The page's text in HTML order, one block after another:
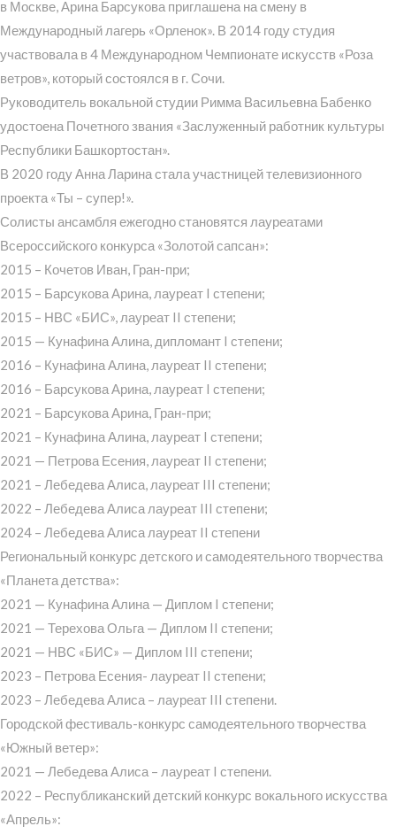
в Москве, Арина Барсукова приглашена на смену в
Международный лагерь «Орленок». В 2014 году студия
участвовала в 4 Международном Чемпионате искусств «Роза
ветров», который состоялся в г. Сочи.
Руководитель вокальной студии Римма Васильевна Бабенко
удостоена Почетного звания «Заслуженный работник культуры
Республики Башкортостан».
В 2020 году Анна Ларина стала участницей телевизионного
проекта «Ты – супер!».
Солисты ансамбля ежегодно становятся лауреатами
Всероссийского конкурса «Золотой сапсан»:
2015 – Кочетов Иван, Гран-при;
2015 – Барсукова Арина, лауреат I степени;
2015 – НВС «БИС», лауреат II степени;
2015 — Кунафина Алина, дипломант I степени;
2016 – Кунафина Алина, лауреат II степени;
2016 – Барсукова Арина, лауреат I степени;
2021 – Барсукова Арина, Гран-при;
2021 – Кунафина Алина, лауреат I степени;
2021 — Петрова Есения, лауреат II степени;
2021 – Лебедева Алиса, лауреат III степени;
2022 – Лебедева Алиса лауреат III степени;
2024 – Лебедева Алиса лауреат II степени
Региональный конкурс детского и самодеятельного творчества
«Планета детства»:
2021 — Кунафина Алина — Диплом I степени;
2021 — Терехова Ольга — Диплом II степени;
2021 — НВС «БИС» — Диплом III степени;
2023 – Петрова Есения- лауреат II степени;
2023 – Лебедева Алиса – лауреат III степени.
Городской фестиваль-конкурс самодеятельного творчества
«Южный ветер»:
2021 — Лебедева Алиса – лауреат I степени.
2022 – Республиканский детский конкурс вокального искусства
«Апрель»: